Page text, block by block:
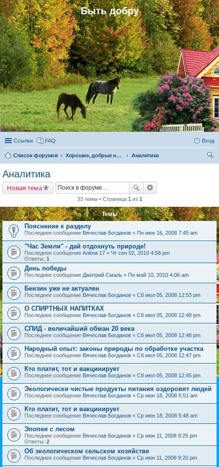
Быть добру
Ссылки FAQ Вход
Список форумов Хорошие, добрые новости и их распространение в обществе
Аналитика
Аналитика
Новая тема
33 темы • Страница 1 из 1
Темы
Пояснение к разделу
Последнее сообщение Вячеслав Богданов « Пн июн 16, 2008 7:45 am
"Час Земли" - дай отдохнуть природе!
Последнее сообщение Алёна 17 « Чт сен 02, 2010 4:58 pm
Ответы: 1
День победы
Последнее сообщение Дмитрий Смаль « Пн май 10, 2010 4:06 am
Бензин уже не актуален
Последнее сообщение Вячеслав Богданов « Сб июл 05, 2008 12:53 pm
О СПИРТНЫХ НАПИТКАХ
Последнее сообщение Вячеслав Богданов « Сб июл 05, 2008 12:48 pm
СПИД - величайший обман 20 века
Последнее сообщение Вячеслав Богданов « Сб июл 05, 2008 12:48 pm
Народный опыт: законы природы по обработке участка
Последнее сообщение Вячеслав Богданов « Сб июл 05, 2008 12:47 pm
Кто платит, тот и вакцинирует
Последнее сообщение Вячеслав Богданов « Сб июл 05, 2008 12:45 pm
Экологически чистые продукты питания оздоровят людей
Последнее сообщение Вячеслав Богданов « Ср июн 18, 2008 5:51 am
Кто платит, тот и вакцинирует
Последнее сообщение Вячеслав Богданов « Ср июн 18, 2008 5:48 am
Эпопея с лесом
Последнее сообщение Вячеслав Богданов « Ср июн 11, 2008 9:25 pm
Ответы: 2
Об экологическом сельском хозяйстве
Последнее сообщение Вячеслав Богданов « Ср июн 11, 2008 9:20 pm